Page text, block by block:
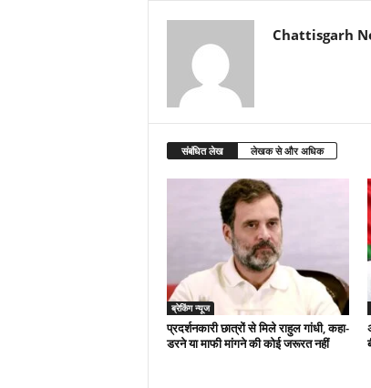
Chattisgarh
संबंधित लेख लेखक से और अधिक
ब्रेकिंग न्यूज
प्रदर्शनकारी छात्रों से मिले राहुल गांधी, कहा-
डरने या माफी मांगने की कोई जरूरत नहीं